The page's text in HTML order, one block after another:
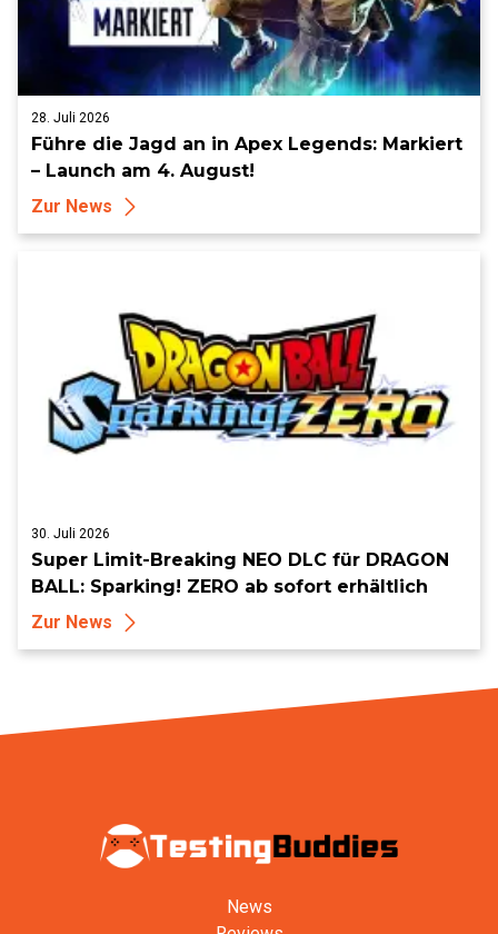
28. Juli 2026
Führe die Jagd an in Apex Legends: Markiert
– Launch am 4. August!
Zur News
30. Juli 2026
Super Limit-Breaking NEO DLC für DRAGON
BALL: Sparking! ZERO ab sofort erhältlich
Zur News
News